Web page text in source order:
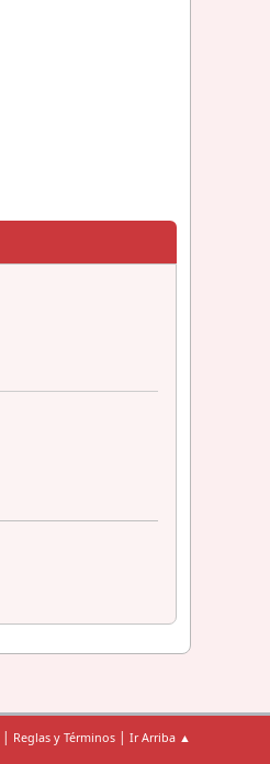
| Reglas y Términos | Ir Arriba ▲